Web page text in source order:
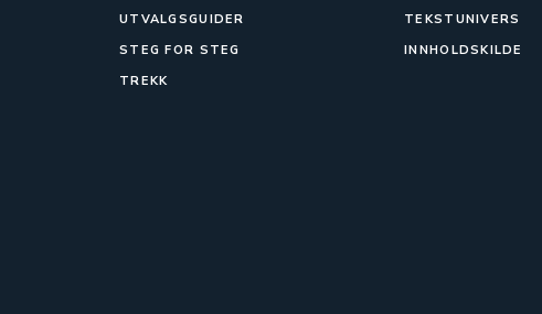
UTVALGSGUIDER
STEG FOR STEG
TREKK
TEKSTUNIVERS
INNHOLDSKILDE